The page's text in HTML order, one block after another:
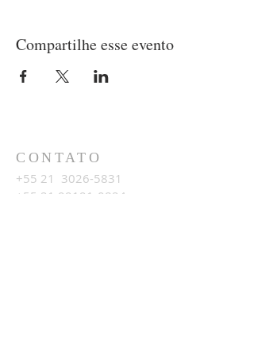
Compartilhe esse evento
CONTATO
+55 21 3026-5831
+55 21 99191-0824